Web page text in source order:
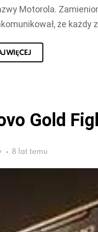
Motorola.
że każdy
WIĘCEJ
Gold
8 lat temu